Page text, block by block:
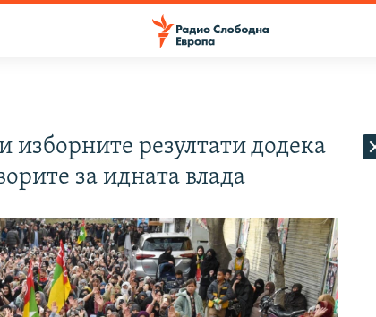
резултати додека
за идната влада